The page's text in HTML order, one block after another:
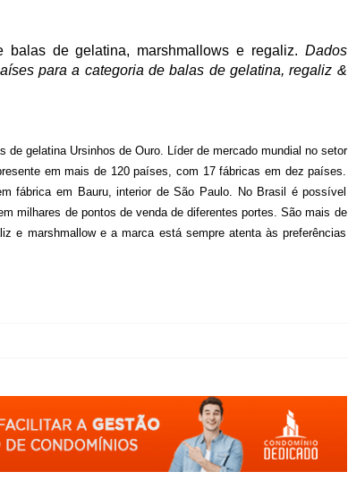
de gelatina, marshmallows e regaliz. Dados
para a categoria de balas de gelatina, regaliz &
gelatina Ursinhos de Ouro. Líder de mercado mundial no setor
em mais de 120 países, com 17 fábricas em dez países.
fábrica em Bauru, interior de São Paulo. No Brasil é possível
milhares de pontos de venda de diferentes portes. São mais de
e marshmallow e a marca está sempre atenta às preferências